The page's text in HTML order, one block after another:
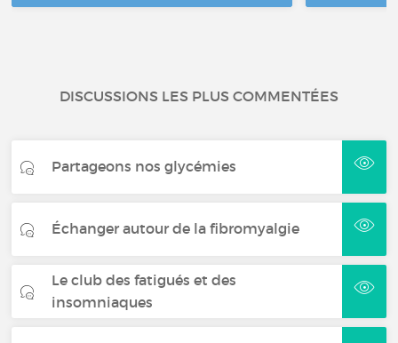
DISCUSSIONS LES PLUS COMMENTÉES
Partageons nos glycémies
Échanger autour de la fibromyalgie
Le club des fatigués et des
insomniaques